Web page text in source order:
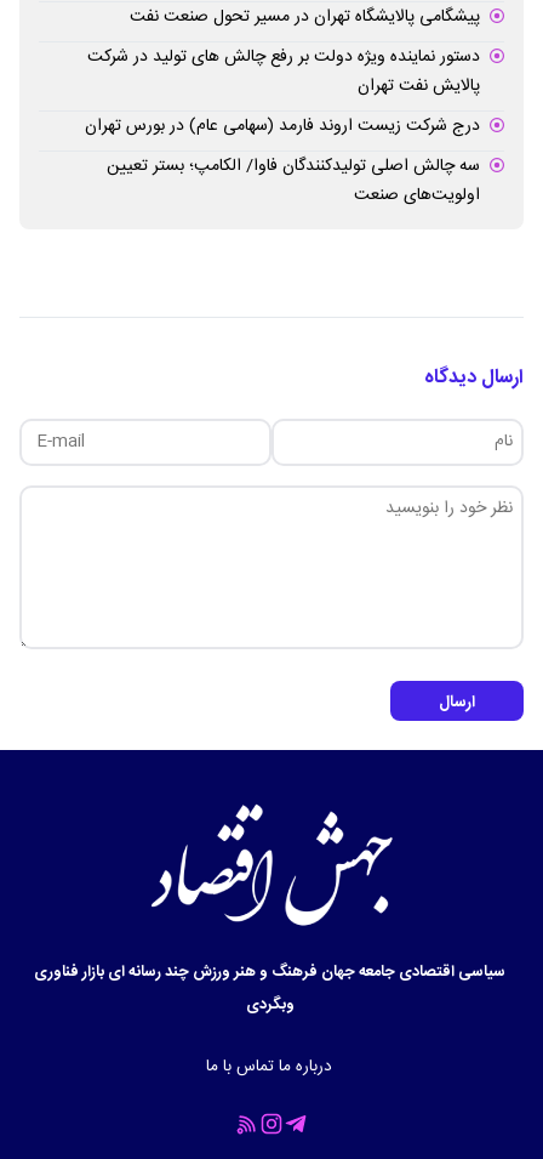
پیشگامی پالایشگاه تهران در مسیر تحول صنعت نفت
دستور نماینده ویژه دولت بر رفع چالش های تولید در شرکت
پالایش نفت تهران
درج شرکت زیست اروند فارمد (سهامی عام) در بورس تهران
سه چالش اصلی تولیدکنندگان فاوا/ الکامپ؛ بستر تعیین
اولویت‌های صنعت
ارسال دیدگاه
ارسال
سیاسیاقتصادیجامعهجهان فرهنگ و هنرورزشچند رسانه ایبازارفناوری
وبگردی
درباره ماتماس با ما